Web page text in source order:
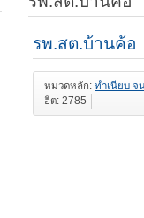
รพ.สต.บ้านค้อ
หมวดหลัก:ทำเนียบ จ
ฮิต: 2785